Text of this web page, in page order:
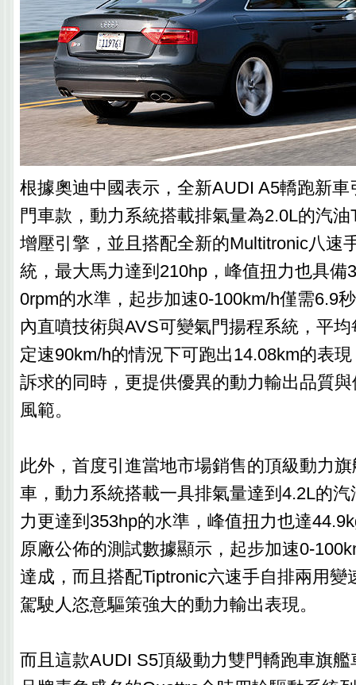
根據奧迪中國表示，全新AUDI A5轎跑新
門車款，動力系統搭載排氣量為2.0L的汽
增壓引擎，並且搭配全新的Multitronic八速
統，最大馬力達到210hp，峰值扭力也具備
0rpm的水準，起步加速0-100km/h僅需6.9
內直噴技術與AVS可變氣門揚程系統，平
定速90km/h的情況下可跑出14.08km的表
訴求的同時，更提供優異的動力輸出品質
風範。
此外，首度引進當地市場銷售的頂級動力
車，動力系統搭載一具排氣量達到4.2L的
力更達到353hp的水準，峰值扭力也達
原廠公佈的測試數據顯示，起步加速0-
達成，而且搭配Tiptronic六速手自排兩用變
駕駛人恣意驅策強大的動力輸出表現。
而且這款AUDI S5頂級動力雙門轎跑車旗